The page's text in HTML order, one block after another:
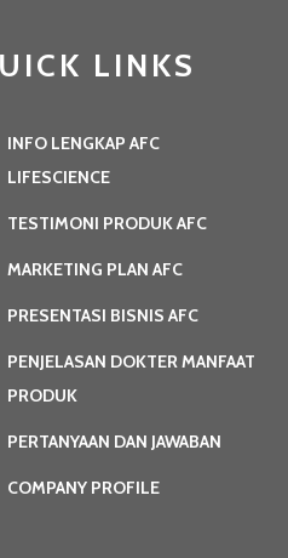
LINKS
INFO LENGKAP AFC
LIFESCIENCE
TESTIMONI PRODUK AFC
MARKETING PLAN AFC
PRESENTASI BISNIS AFC
PENJELASAN DOKTER MANFAAT
PRODUK
PERTANYAAN DAN JAWABAN
COMPANY PROFILE